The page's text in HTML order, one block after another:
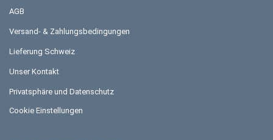
AGB
Versand- & Zahlungsbedingungen
Lieferung Schweiz
Unser Kontakt
Privatsphäre und Datenschutz
Cookie Einstellungen